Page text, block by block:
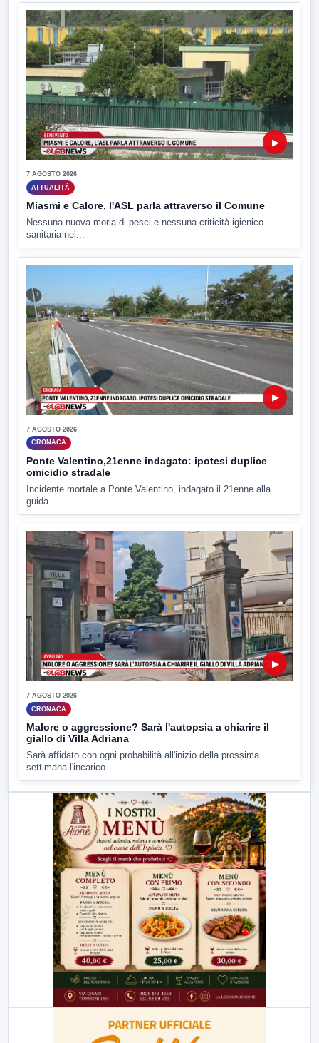
▶
7 AGOSTO 2026
ATTUALITÀ
Miasmi e Calore, l'ASL parla attraverso il Comune
Nessuna nuova moria di pesci e nessuna criticità igienico-
sanitaria nel...
▶
7 AGOSTO 2026
CRONACA
Ponte Valentino,21enne indagato: ipotesi duplice
omicidio stradale
Incidente mortale a Ponte Valentino, indagato il 21enne alla
guida...
▶
7 AGOSTO 2026
CRONACA
Malore o aggressione? Sarà l'autopsia a chiarire il
giallo di Villa Adriana
Sarà affidato con ogni probabilità all'inizio della prossima
settimana l'incarico...